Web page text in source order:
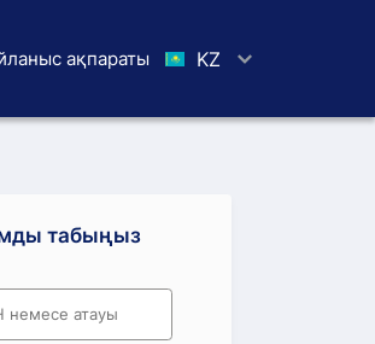
ақпараты KZ
табыңыз